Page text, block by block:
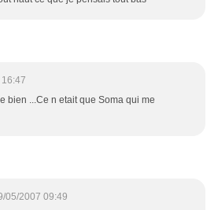
bien ...Ce n etait que Soma qui me
05/2007 09:49